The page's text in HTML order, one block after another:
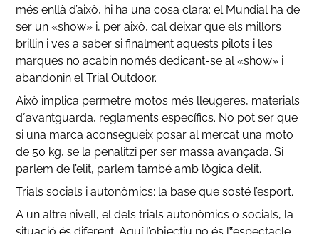
més enllà d’això, hi ha una cosa clara: el Mundial ha de
ser un «show» i, per això, cal deixar que els millors
brillin i ves a saber si finalment aquests pilots i les
marques no acabin només dedicant-se al «show» i
abandonin el Trial Outdoor.
Això implica permetre motos més lleugeres, materials
d´avantguarda, reglaments específics. No pot ser que
si una marca aconsegueix posar al mercat una moto
de 50 kg, se la penalitzi per ser massa avançada. Si
parlem de l’elit, parlem també amb lògica d’elit.
Trials socials i autonòmics: la base que sosté l’esport.
A un altre nivell, el dels trials autonòmics o socials, la
situació és diferent. Aquí l’objectiu no és l‟espectacle,